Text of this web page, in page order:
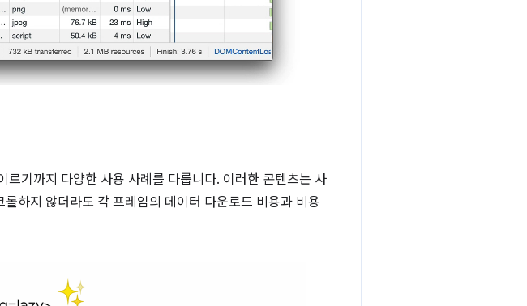
기까지 다양한 사용 사례를 다룹니다. 이러한 콘텐츠는 사
하지 않더라도 각 프레임의 데이터 다운로드 비용과 비용